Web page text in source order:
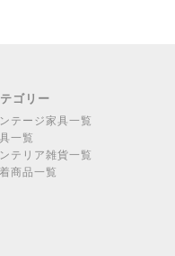
ゴリー
テージ家具一覧
一覧
テリア雑貨一覧
商品一覧